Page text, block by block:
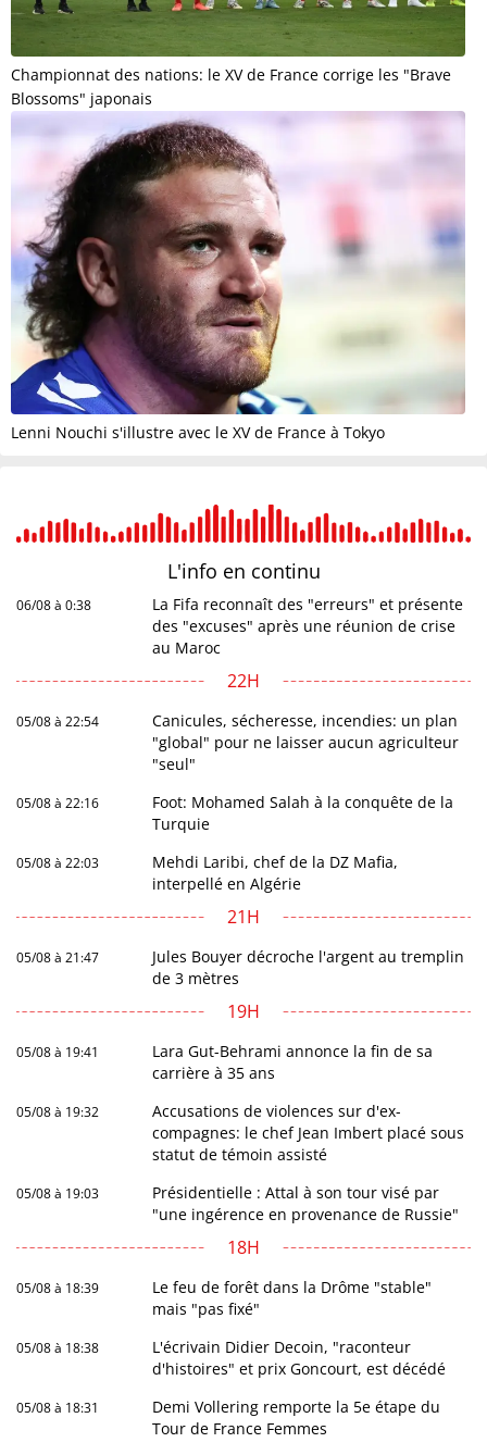
Championnat des nations: le XV de France corrige les "Brave
Blossoms" japonais
Lenni Nouchi s'illustre avec le XV de France à Tokyo
L'info en continu
06/08 à 0:38
La Fifa reconnaît des "erreurs" et présente
des "excuses" après une réunion de crise
au Maroc
22H
05/08 à 22:54
Canicules, sécheresse, incendies: un plan
"global" pour ne laisser aucun agriculteur
"seul"
05/08 à 22:16
Foot: Mohamed Salah à la conquête de la
Turquie
05/08 à 22:03
Mehdi Laribi, chef de la DZ Mafia,
interpellé en Algérie
21H
05/08 à 21:47
Jules Bouyer décroche l'argent au tremplin
de 3 mètres
19H
05/08 à 19:41
Lara Gut-Behrami annonce la fin de sa
carrière à 35 ans
05/08 à 19:32
Accusations de violences sur d'ex-
compagnes: le chef Jean Imbert placé sous
statut de témoin assisté
05/08 à 19:03
Présidentielle : Attal à son tour visé par
"une ingérence en provenance de Russie"
18H
05/08 à 18:39
Le feu de forêt dans la Drôme "stable"
mais "pas fixé"
05/08 à 18:38
L'écrivain Didier Decoin, "raconteur
d'histoires" et prix Goncourt, est décédé
05/08 à 18:31
Demi Vollering remporte la 5e étape du
Tour de France Femmes